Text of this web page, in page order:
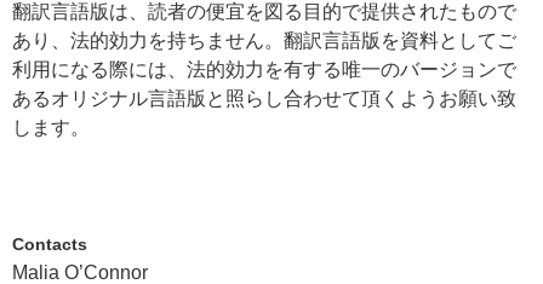
翻訳言語版は、読者の便宜を図る目的で提供されたもので
あり、法的効力を持ちません。翻訳言語版を資料としてご
利用になる際には、法的効力を有する唯一のバージョンで
あるオリジナル言語版と照らし合わせて頂くようお願い致
します。
Contacts
Malia O’Connor